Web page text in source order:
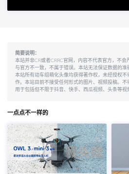
简要说明：
本站并非CR或者CRRC官网，内容不代表官方，不
与官方不一致，不属于错误。本站无法保证数据的准
本站所有动车组萌化头像均获得著作权，未经授权不
作。本站目前不接受任何形式的图片、视频投稿。
用于包括但不限于抖音、快手、西瓜视频、头条等
一点点不一样的